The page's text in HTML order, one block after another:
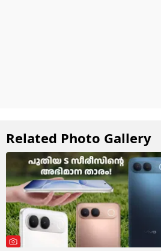
Related Photo Gallery